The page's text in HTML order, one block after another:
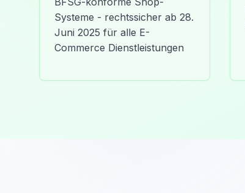
Systeme - rechtssicher ab 28.
Juni 2025 für alle E-
Commerce Dienstleistungen